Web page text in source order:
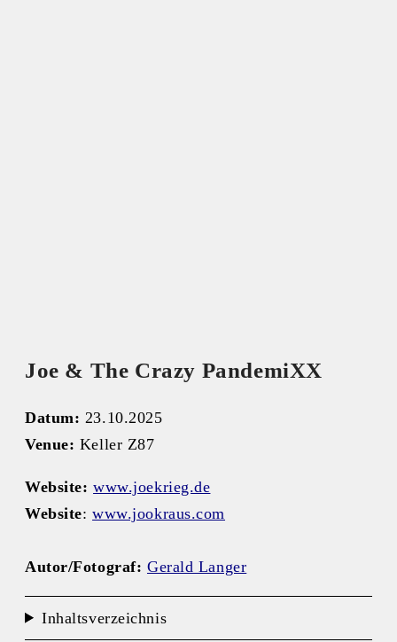
Joe & The Crazy PandemiXX
Datum: 23.10.2025
Venue: Keller Z87
Website: www.joekrieg.de
Website:www.jookraus.com
Autor/Fotograf: Gerald Langer
Inhaltsverzeichnis